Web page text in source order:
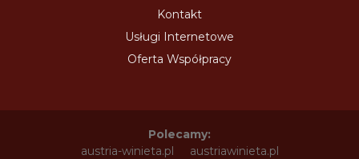
Kontakt
Usługi Internetowe
Oferta Współpracy
Polecamy:
austria-winieta.pl
austriawinieta.pl